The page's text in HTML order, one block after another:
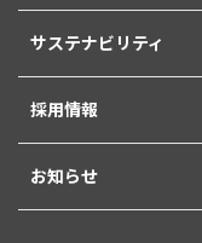
サステナビリティ
採用情報
お知らせ